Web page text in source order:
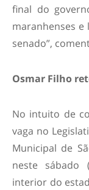
final do
maranhenses
senado”,
Osmar Filho
No intuito de
vaga no
Municipal de
neste sábado
interior do